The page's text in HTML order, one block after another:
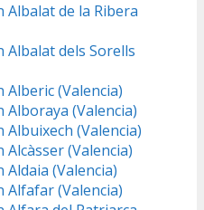
Albalat de la Ribera
Albalat dels Sorells
Alberic (Valencia)
Alboraya (Valencia)
Albuixech (Valencia)
Alcàsser (Valencia)
Aldaia (Valencia)
Alfafar (Valencia)